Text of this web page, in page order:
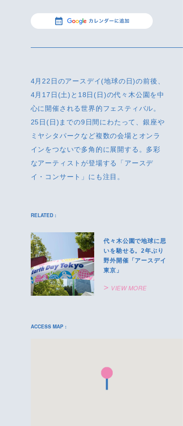
4月22日のアースデイ(地球の日)の前後、
4月17日(土)と18日(日)の代々木公園を中
心に開催される世界的フェスティバル。
25日(日)までの9日間にわたって、銀座や
ミヤシタパークなど複数の会場とオンラ
インをつないで多角的に展開する。多彩
なアーティストが登場する「アースデ
イ・コンサート」にも注目。
RELATED :
代々木公園で地球に思
いを馳せる。2年ぶり
野外開催「アースデイ
東京」
VIEW MORE
ACCESS MAP :